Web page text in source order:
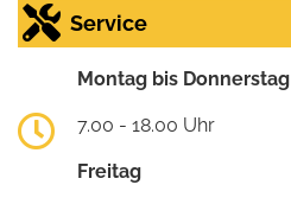
Service
Montag bis Donnerstag
7.00 - 18.00 Uhr
Freitag